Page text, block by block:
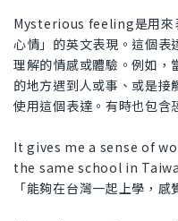
Mysterious feeling是用來
心情」的英文表現。這個表
理解的情感或體驗。例如，
的地方遇到人或事、或是接
使用這個表達。有時也包含
It gives me a sense of
the same school in
「能夠在台灣一起上學，感